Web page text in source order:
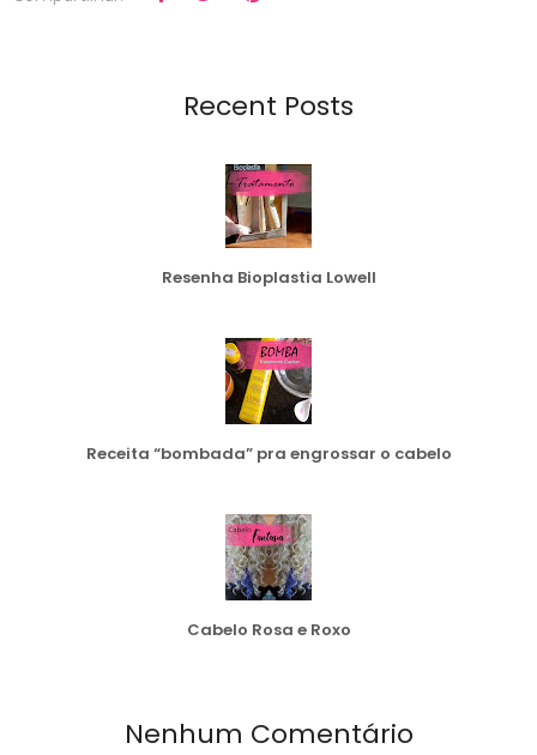
Recent Posts
Resenha Bioplastia Lowell
Receita “bombada” pra engrossar o cabelo
Cabelo Rosa e Roxo
Nenhum Comentário